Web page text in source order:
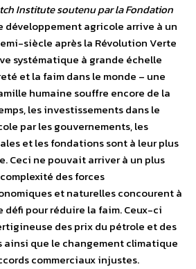
Institute soutenu par la Fondation
développement agricole arrive à un
siècle après la Révolution Verte
systématique à grande échelle
et la faim dans le monde – une
humaine souffre encore de la
les investissements dans le
par les gouvernements, les
et les fondations sont à leur plus
Ceci ne pouvait arriver à un plus
des forces
et naturelles concourent à
pour réduire la faim. Ceux-ci
des prix du pétrole et des
ainsi que le changement climatique
commerciaux injustes.